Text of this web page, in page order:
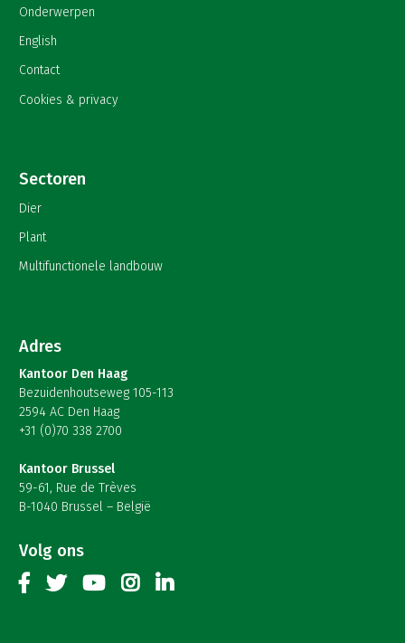
Onderwerpen
English
Contact
Cookies & privacy
Sectoren
Dier
Plant
Multifunctionele landbouw
Adres
Kantoor Den Haag
Bezuidenhoutseweg 105-113
2594 AC Den Haag
+31 (0)70 338 2700
Kantoor Brussel
59-61, Rue de Trèves
B-1040 Brussel – België
Volg ons